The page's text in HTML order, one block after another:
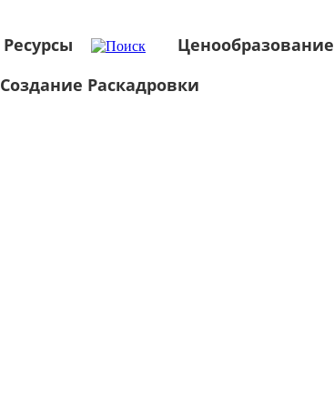
Ресурсы
Ценообразование
Создание Раскадровки